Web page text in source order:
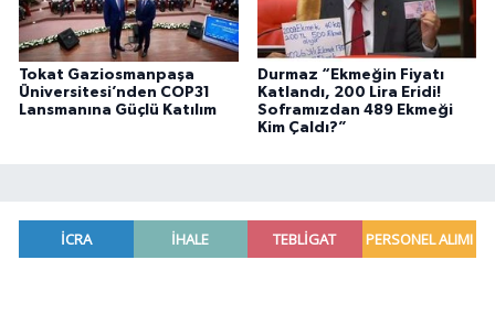
Tokat Gaziosmanpaşa
Üniversitesi’nden COP31
Lansmanına Güçlü Katılım
Durmaz “Ekmeğin Fiyatı
Katlandı, 200 Lira Eridi!
Soframızdan 489 Ekmeği
Kim Çaldı?”